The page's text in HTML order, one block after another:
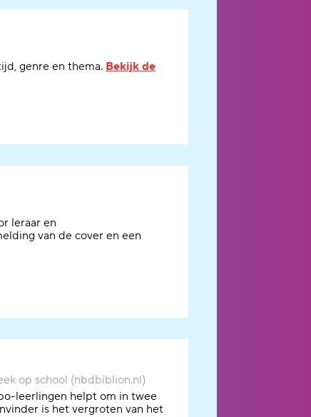
genre en thema. Bekijk de
leraar en
van de cover en een
op school (nbdbiblion.nl)
leerlingen helpt om in twee
is het vergroten van het